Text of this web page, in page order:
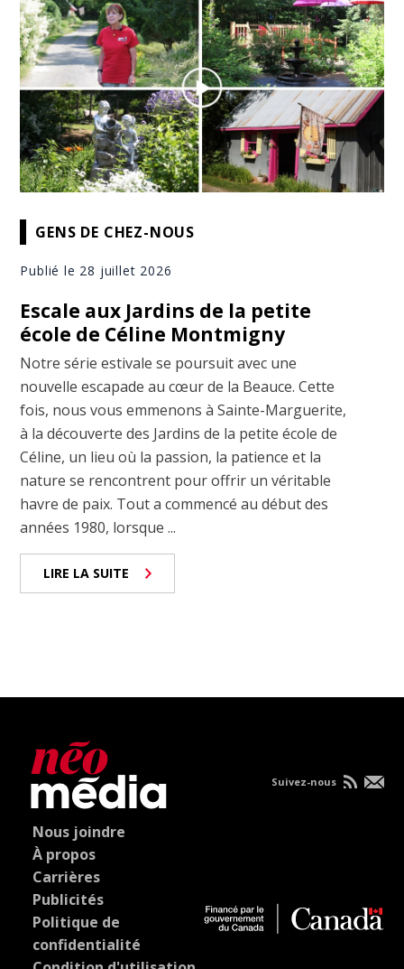
GENS DE CHEZ-NOUS
Publié le 28 juillet 2026
Escale aux Jardins de la petite
école de Céline Montmigny
Notre série estivale se poursuit avec une
nouvelle escapade au cœur de la Beauce. Cette
fois, nous vous emmenons à Sainte-Marguerite,
à la découverte des Jardins de la petite école de
Céline, un lieu où la passion, la patience et la
nature se rencontrent pour offrir un véritable
havre de paix. Tout a commencé au début des
années 1980, lorsque ...
LIRE LA SUITE
Nous joindre
À propos
Carrières
Publicités
Politique de
confidentialité
Suivez-nous